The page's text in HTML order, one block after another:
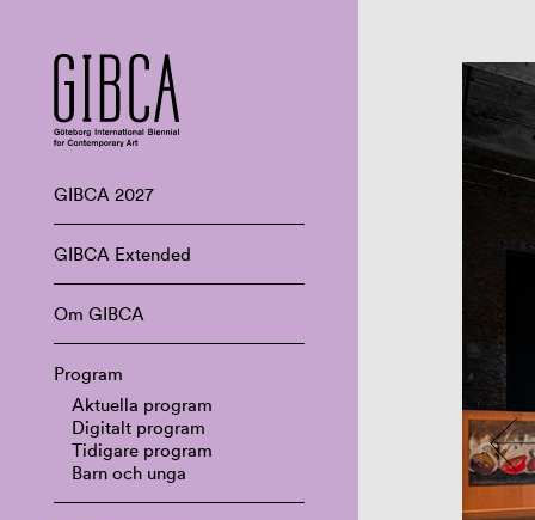
GIBCA 2027
GIBCA Extended
Om GIBCA
Program
Aktuella program
Digitalt program
Tidigare program
Barn och unga